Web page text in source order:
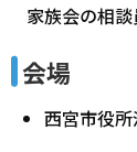
家族会の相談
会場
西宮市役所